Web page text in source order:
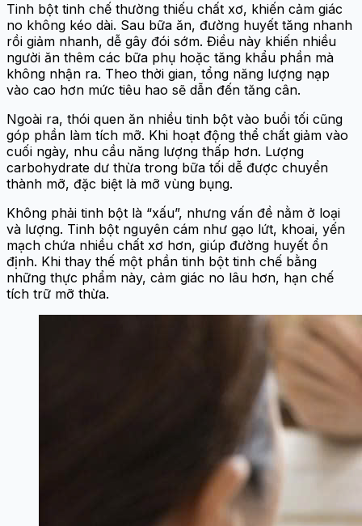
Tinh bột tinh chế thường thiếu chất xơ, khiến cảm giác
no không kéo dài. Sau bữa ăn, đường huyết tăng nhanh
rồi giảm nhanh, dễ gây đói sớm. Điều này khiến nhiều
người ăn thêm các bữa phụ hoặc tăng khẩu phần mà
không nhận ra. Theo thời gian, tổng năng lượng nạp
vào cao hơn mức tiêu hao sẽ dẫn đến tăng cân.
Ngoài ra, thói quen ăn nhiều tinh bột vào buổi tối cũng
góp phần làm tích mỡ. Khi hoạt động thể chất giảm vào
cuối ngày, nhu cầu năng lượng thấp hơn. Lượng
carbohydrate dư thừa trong bữa tối dễ được chuyển
thành mỡ, đặc biệt là mỡ vùng bụng.
Không phải tinh bột là “xấu”, nhưng vấn đề nằm ở loại
và lượng. Tinh bột nguyên cám như gạo lứt, khoai, yến
mạch chứa nhiều chất xơ hơn, giúp đường huyết ổn
định. Khi thay thế một phần tinh bột tinh chế bằng
những thực phẩm này, cảm giác no lâu hơn, hạn chế
tích trữ mỡ thừa.